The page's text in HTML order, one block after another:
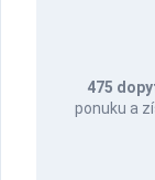
475
ponuku a